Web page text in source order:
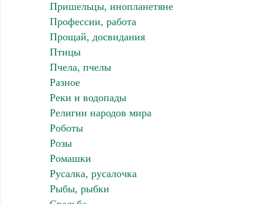
Пришельцы, инопланетяне
Профессии, работа
Прощай, досвидания
Птицы
Пчела, пчелы
Разное
Реки и водопады
Религии народов мира
Роботы
Розы
Ромашки
Русалка, русалочка
Рыбы, рыбки